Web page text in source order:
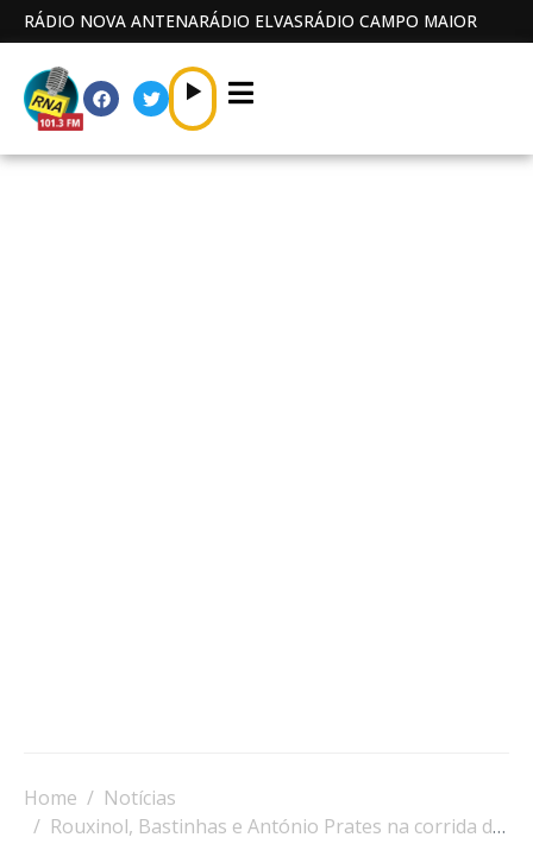
RÁDIO NOVA ANTENARÁDIO ELVASRÁDIO CAMPO MAIOR
Home
Notícias
Rouxinol, Bastinhas e António Prates na corrida de touros da FIAPE